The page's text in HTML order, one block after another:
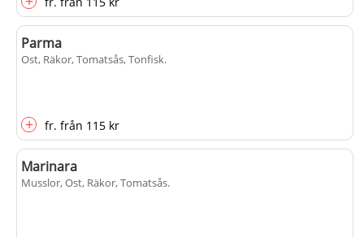
Parma
Ost, Räkor, Tomatsås, Tonfisk.
+ fr. från 115 kr
Marinara
Musslor, Ost, Räkor, Tomatsås.